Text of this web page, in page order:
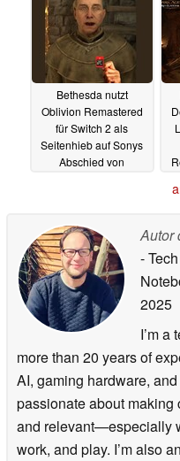
Bethesda nutzt
Oblivion Remastered
für Switch 2 als
Seitenhieb auf Sonys
Abschied von
Autor
-
2025
I’m a
more than 20 years of
AI, gaming hardware,
passionate about making
and relevant—especially
work, and play. I’m also